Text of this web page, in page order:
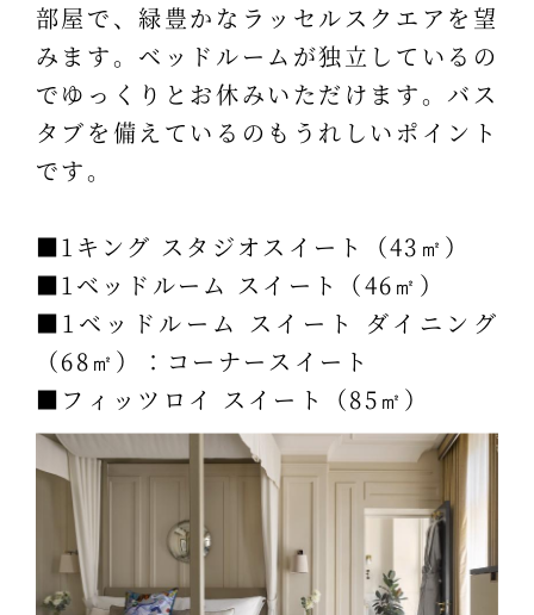
部屋で、緑豊かなラッセルスクエアを望
みます。ベッドルームが独立しているの
でゆっくりとお休みいただけます。バス
タブを備えているのもうれしいポイント
です。
■1キング スタジオスイート（43㎡）
■1ベッドルーム スイート（46㎡）
■1ベッドルーム スイート ダイニング
（68㎡）：コーナースイート
■フィッツロイ スイート（85㎡）